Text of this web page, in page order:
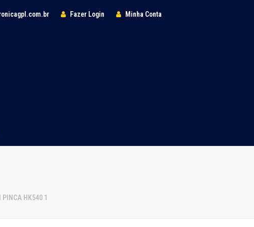
Fazer Login Minha Conta
PINCA HK540 1